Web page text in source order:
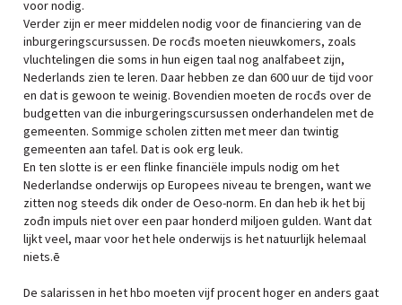
voor nodig.
Verder zijn er meer middelen nodig voor de financiering van de
inburgeringscursussen. De rocđs moeten nieuwkomers, zoals
vluchtelingen die soms in hun eigen taal nog analfabeet zijn,
Nederlands zien te leren. Daar hebben ze dan 600 uur de tijd voor
en dat is gewoon te weinig. Bovendien moeten de rocđs over de
budgetten van die inburgeringscursussen onderhandelen met de
gemeenten. Sommige scholen zitten met meer dan twintig
gemeenten aan tafel. Dat is ook erg leuk.
En ten slotte is er een flinke financiële impuls nodig om het
Nederlandse onderwijs op Europees niveau te brengen, want we
zitten nog steeds dik onder de Oeso-norm. En dan heb ik het bij
zođn impuls niet over een paar honderd miljoen gulden. Want dat
lijkt veel, maar voor het hele onderwijs is het natuurlijk helemaal
niets.ē
De salarissen in het hbo moeten vijf procent hoger en anders gaat